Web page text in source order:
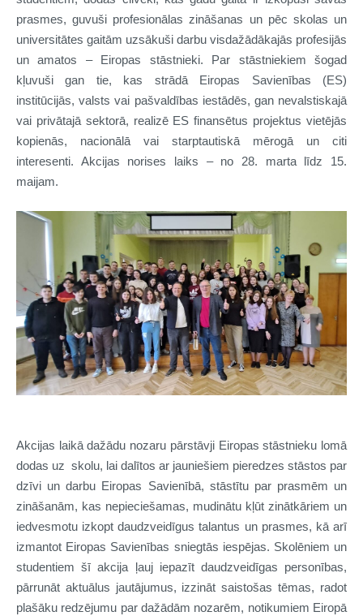
prasmes, guvuši profesionālas zināšanas un pēc skolas un
universitātes gaitām uzsākuši darbu visdažādākajās profesijās
un amatos – Eiropas stāstnieki. Par stāstniekiem šogad
kļuvuši gan tie, kas strādā Eiropas Savienības (ES)
institūcijās, valsts vai pašvaldības iestādēs, gan nevalstiskajā
vai privātajā sektorā, realizē ES finansētus projektus vietējās
kopienās, nacionālā vai starptautiskā mērogā un citi
interesenti. Akcijas norises laiks – no 28. marta līdz 15.
maijam.
Akcijas laikā dažādu nozaru pārstāvji Eiropas stāstnieku lomā
dodas uz skolu, lai dalītos ar jauniešiem pieredzes stāstos par
dzīvi un darbu Eiropas Savienībā, stāstītu par prasmēm un
zināšanām, kas nepieciešamas, mudinātu kļūt zinātkāriem un
iedvesmotu izkopt daudzveidīgus talantus un prasmes, kā arī
izmantot Eiropas Savienības sniegtās iespējas. Skolēniem un
studentiem šī akcija ļauj iepazīt daudzveidīgas personības,
pārrunāt aktuālus jautājumus, izzināt saistošas tēmas, radot
plašāku redzējumu par dažādām nozarēm, notikumiem Eiropā